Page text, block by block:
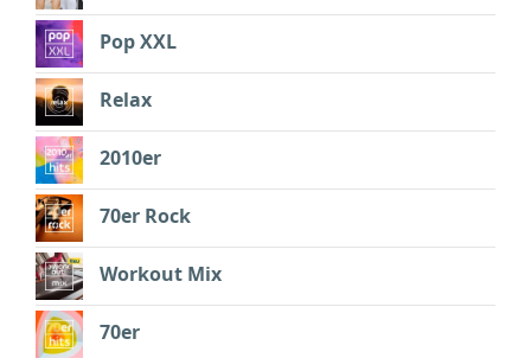
Pop XXL
Relax
2010er
70er Rock
Workout Mix
70er